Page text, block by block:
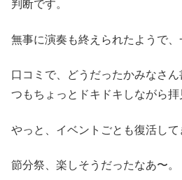
判断です。
無事に演奏も終えられたようで、
口コミで、どうだったかみなさ
つもちょっとドキドキしながら拝
やっと、イベントごとも復活して
節分祭、楽しそうだったなあ〜。